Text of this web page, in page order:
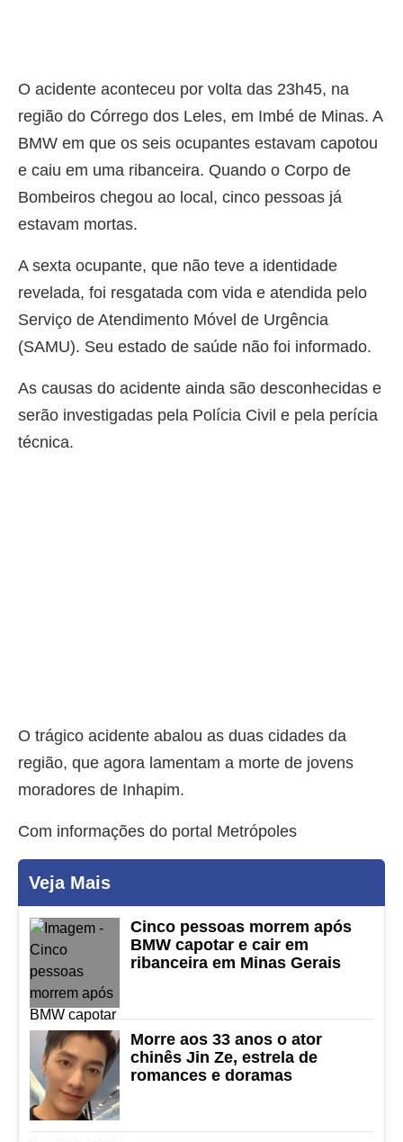
O acidente aconteceu por volta das 23h45, na
região do Córrego dos Leles, em Imbé de Minas. A
BMW em que os seis ocupantes estavam capotou
e caiu em uma ribanceira. Quando o Corpo de
Bombeiros chegou ao local, cinco pessoas já
estavam mortas.
A sexta ocupante, que não teve a identidade
revelada, foi resgatada com vida e atendida pelo
Serviço de Atendimento Móvel de Urgência
(SAMU). Seu estado de saúde não foi informado.
As causas do acidente ainda são desconhecidas e
serão investigadas pela Polícia Civil e pela perícia
técnica.
O trágico acidente abalou as duas cidades da
região, que agora lamentam a morte de jovens
moradores de Inhapim.
Com informações do portal Metrópoles
Veja Mais
Cinco pessoas morrem após
BMW capotar e cair em
ribanceira em Minas Gerais
Morre aos 33 anos o ator
chinês Jin Ze, estrela de
romances e doramas